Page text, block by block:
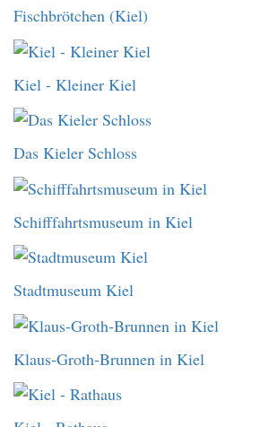
Fischbrötchen (Kiel)
Kiel - Kleiner Kiel
Das Kieler Schloss
Schifffahrtsmuseum in Kiel
Stadtmuseum Kiel
Klaus-Groth-Brunnen in Kiel